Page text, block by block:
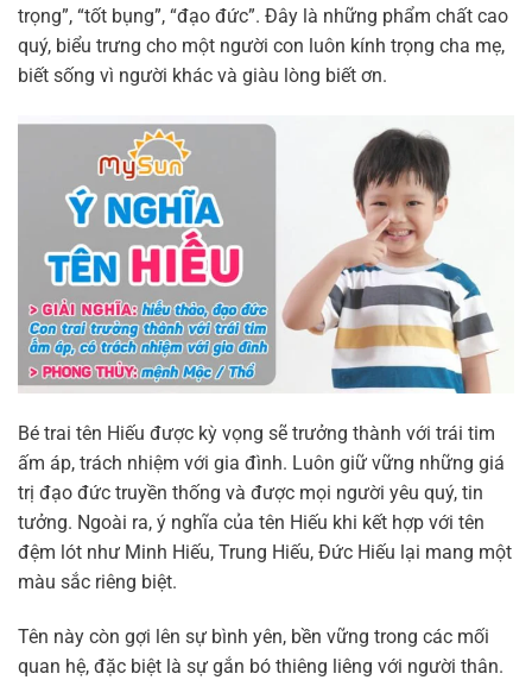
trọng”, “tốt bụng”, “đạo đức”. Đây là những phẩm chất cao
quý, biểu trưng cho một người con luôn kính trọng cha mẹ,
biết sống vì người khác và giàu lòng biết ơn.
Bé trai tên Hiếu được kỳ vọng sẽ trưởng thành với trái tim
ấm áp, trách nhiệm với gia đình. Luôn giữ vững những giá
trị đạo đức truyền thống và được mọi người yêu quý, tin
tưởng. Ngoài ra, ý nghĩa của tên Hiếu khi kết hợp với tên
đệm lót như Minh Hiếu, Trung Hiếu, Đức Hiếu lại mang một
màu sắc riêng biệt.
Tên này còn gợi lên sự bình yên, bền vững trong các mối
quan hệ, đặc biệt là sự gắn bó thiêng liêng với người thân.